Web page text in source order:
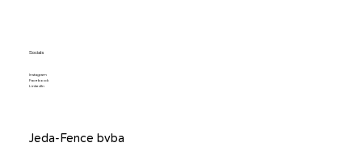
Jeda-Fence bvba
Socials
Instagram
Facebook
LinkedIn